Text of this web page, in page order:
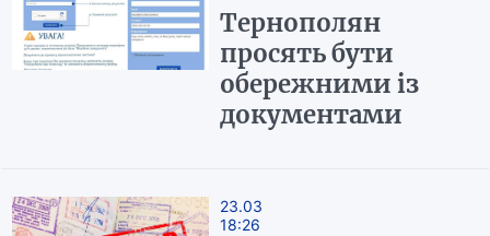
Тернополян
просять бути
обережними із
документами
23.03
18:26